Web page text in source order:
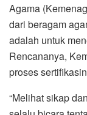
Agama
dari beragam
adalah untuk
Rencananya,
proses
“Melihat sikap